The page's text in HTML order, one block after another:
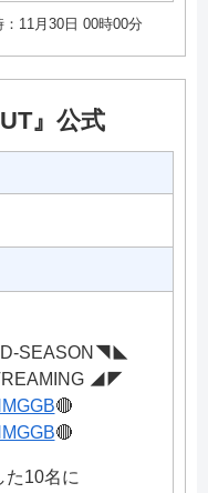
：11月30日 00時00分
』公式
SEASON◥◣
◢◤
🔴
🔴
た10名に